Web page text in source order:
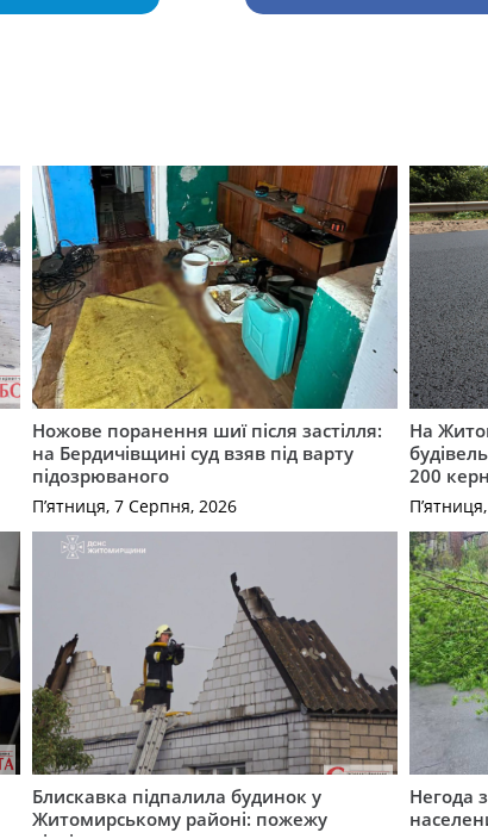
Ножове поранення шиї після застілля:
на Бердичівщині суд взяв під варту
підозрюваного
П’ятниця, 7 Серпня, 2026
На
200
Блискавка підпалила будинок у
Житомирському районі: пожежу
Негода